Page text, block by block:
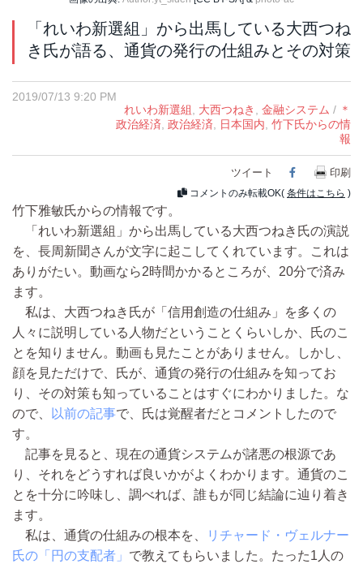
「れいわ新選組」から出馬している大西つね
き氏が語る、通貨の発行の仕組みとその対策
2019/07/13 9:20 PM
れいわ新選組, 大西つねき , 金融システム / ＊
政治経済, 政治経済, 日本国内, 竹下氏からの情
報
ツイート Facebook
印刷
コメントのみ転載OK( 条件はこちら )
竹下雅敏氏からの情報です。
「れいわ新選組」から出馬している大西つねき氏の演説
を、長周新聞さんが文字に起こしてくれています。これは
ありがたい。動画なら2時間かかるところが、20分で済み
ます。
私は、大西つねき氏が「信用創造の仕組み」を多くの
人々に説明している人物だということくらいしか、氏のこ
とを知りません。動画も見たことがありません。しかし、
顔を見ただけで、氏が、通貨の発行の仕組みを知ってお
り、その対策も知っていることはすぐにわかりました。な
ので、
以前の記事で、氏は覚醒者だとコメントしたので
す。
記事を見ると、現在の通貨システムが諸悪の根源であ
り、それをどうすれば良いかがよくわかります。通貨のこ
とを十分に吟味し、調べれば、誰もが同じ結論に辿り着き
ます。
私は、通貨の仕組みの根本を、
リチャード・ヴェルナー
氏の「円の支配者」 で教えてもらいました。たった1人の